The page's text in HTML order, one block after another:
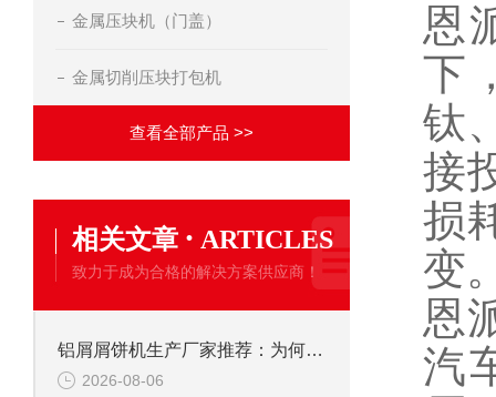
金属压块机（门盖）
金属切削压块打包机
查看全部产品 >>
相关文章 · ARTICLES
致力于成为合格的解决方案供应商！
铝屑屑饼机生产厂家推荐：为何恩派特成为金属回收行业的“隐形优选”？
2026-08-06
恩
下
钛
接
损
变
恩
汽